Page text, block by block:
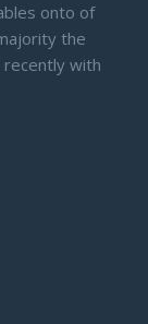
onto of
the
with